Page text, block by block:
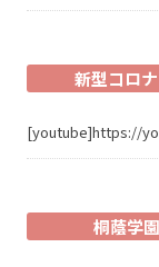
新型コロ
[youtube]https://
桐蔭学